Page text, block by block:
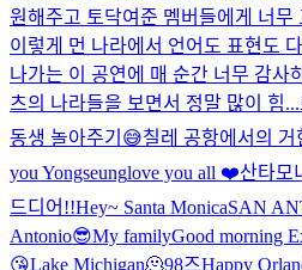
원해주고 토닥여준 멤버들에게 너무
이렇게 먼 나라에서 언어도 표현도
나가는 이 공연에 매 순간 너무 감사
츠의 나라들을 보면서 정말 많이 힘...
동생 놀아주기😅칠레 공항에서의 거
you Yongseunglove you all ❤️산타모
드디어!!Hey~ Santa MonicaSAN
Antonio😎My familyGood morning
😘Lake Michigan🫠98즈Happy